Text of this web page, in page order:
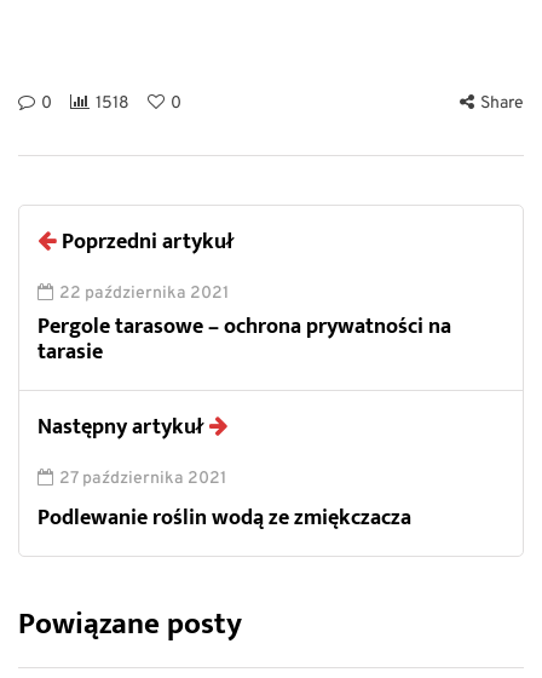
0 1518 0 Share
Poprzedni artykuł
22 października 2021
Pergole tarasowe – ochrona prywatności na
tarasie
Następny artykuł
27 października 2021
Podlewanie roślin wodą ze zmiękczacza
Powiązane posty